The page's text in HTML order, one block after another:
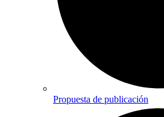
Propuesta de publicación